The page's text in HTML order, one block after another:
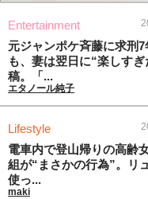
Entertainment
元ジャンポケ斉藤に求刑7
も、妻は翌日に“楽しす
稿。「...
エタノール純子
Lifestyle
電車内で登山帰りの高齢
組が“まさかの行為”。リ
使っ...
maki